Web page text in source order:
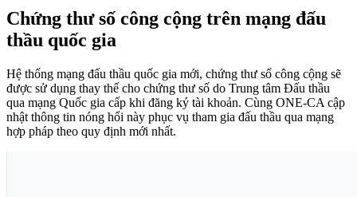
Chứng thư số công cộng trên mạng đấu
thầu quốc gia
Hệ thống mạng đấu thầu quốc gia mới, chứng thư số công cộng sẽ
được sử dụng thay thế cho chứng thư số do Trung tâm Đấu thầu
qua mạng Quốc gia cấp khi đăng ký tài khoản. Cùng ONE-CA cập
nhật thông tin nóng hổi này phục vụ tham gia đấu thầu qua mạng
hợp pháp theo quy định mới nhất.